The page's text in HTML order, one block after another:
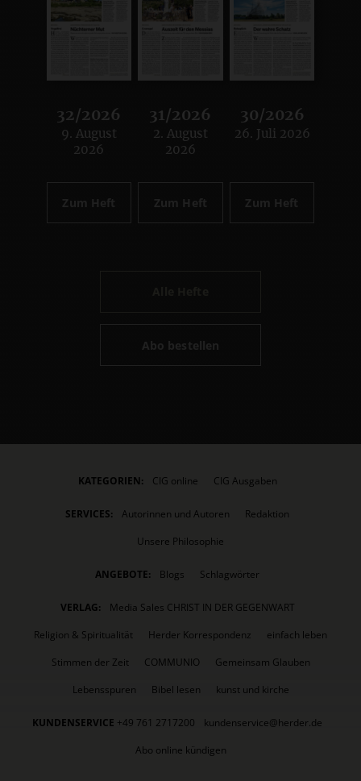
32/2026
:
9. August
2026
Zum Heft
31/2026
:
2. August
2026
Zum Heft
30/2026
:
26. Juli 2026
Zum Heft
Abo bestellen
KATEGORIEN: CIG online CIG Ausgaben
SERVICES: Autorinnen und Autoren
Redaktion
Unsere Philosophie
ANGEBOTE: Blogs Schlagwörter
VERLAG:
Media Sales CHRIST IN DER GEGENWART
Religion & Spiritualität
Herder Korrespondenz
einfach leben
Stimmen der Zeit
COMMUNIO
Gemeinsam Glauben
Lebensspuren
Bibel lesen kunst und kirche
KUNDENSERVICE +49 761 2717200
kundenservice@herder.de
Abo online kündigen